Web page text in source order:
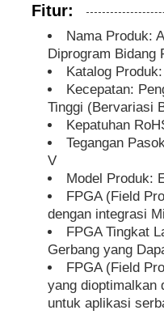
Detektor termal
Chip IC DSP
Chip Memori DRAM
Chip eeprom
Chip PSRAM
Chip SRAM
Fitur:
Nama Produk:
Diprogram Bidang
Katalog
Kecepatan:
Tinggi (Bervariasi
Kepatuhan
Tegangan
V
Model Produk:
FPGA (Field
dengan integrasi
FPGA Tingkat
Gerbang yang
FPGA (Field
yang dioptimalkan
untuk aplikasi